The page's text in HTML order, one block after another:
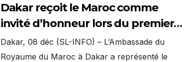
Dakar reçoit le Maroc comme
invité d’honneur lors du premier
Salon des Marchés Touristiques
Africains.
Dakar, 08 déc (SL-INFO) – L’Ambassade du
Royaume du Maroc à Dakar a représenté le